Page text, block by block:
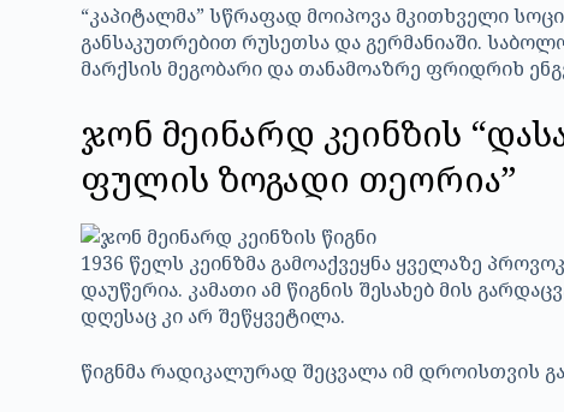
“კაპიტალმა” სწრაფად მოიპოვა მკითხველი
განსაკუთრებით რუსეთსა და გერმანიაში.
მარქსის მეგობარი და თანამოაზრე ფრიდრიხ
ჯონ მეინარდ კეინზის
ფულის ზოგადი თეორია”
1936 წელს კეინზმა გამოაქვეყნა ყველაზე
დაუწერია. კამათი ამ წიგნის შესახებ მის
დღესაც კი არ შეწყვეტილა.
წიგნმა რადიკალურად შეცვალა იმ დროისთვის